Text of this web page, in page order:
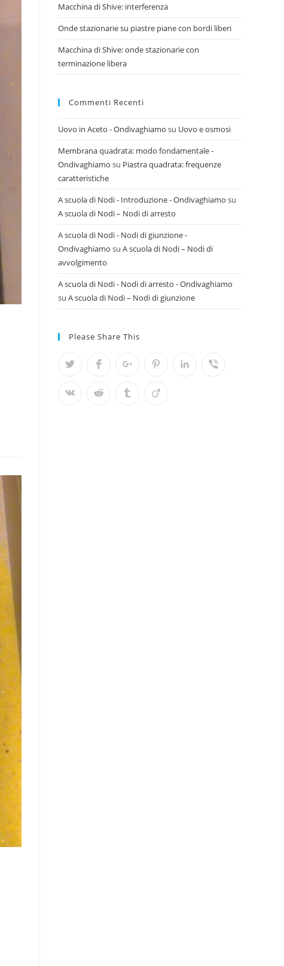
Macchina di Shive: interferenza
Onde stazionarie su piastre piane con bordi liberi
Macchina di Shive: onde stazionarie con
terminazione libera
Commenti Recenti
Uovo in Aceto - Ondivaghiamo su Uovo e osmosi
Membrana quadrata: modo fondamentale -
Ondivaghiamo su Piastra quadrata: frequenze
caratteristiche
A scuola di Nodi - Introduzione - Ondivaghiamo su
A scuola di Nodi – Nodi di arresto
A scuola di Nodi - Nodi di giunzione -
Ondivaghiamo su A scuola di Nodi – Nodi di
avvolgimento
A scuola di Nodi - Nodi di arresto - Ondivaghiamo
su A scuola di Nodi – Nodi di giunzione
Please Share This